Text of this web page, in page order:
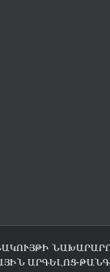
ԱՐԳԵԼՈՑ-